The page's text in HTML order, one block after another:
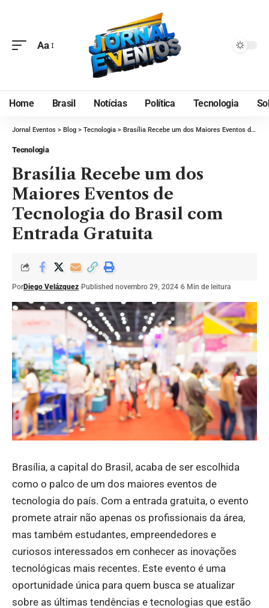
Aa
Home Brasil Notícias Política Tecnologia
Jornal Eventos > Blog > Tecnologia > Brasília Recebe um dos Maiores Eventos de Tecnologia do Brasil com Entrada Gratuita
Tecnologia
Brasília Recebe um dos
Maiores Eventos de
Tecnologia do Brasil com
Entrada Gratuita
PorDiego Velázquez Published novembro 29, 2024 6 Min de leitura
Brasília, a capital do Brasil, acaba de ser escolhida
como o palco de um dos maiores eventos de
tecnologia do país. Com a entrada gratuita, o evento
promete atrair não apenas os profissionais da área,
mas também estudantes, empreendedores e
curiosos interessados em conhecer as inovações
tecnológicas mais recentes. Este evento é uma
oportunidade única para quem busca se atualizar
sobre as últimas tendências e tecnologias que estão